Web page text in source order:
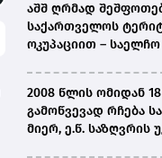
აშშ ღრმად
საქართველოს
ოკუპაციით – საელჩო
2008 წლის ომიდან
გამოწვევად რჩება
მიერ, ე.წ. საზღვრის